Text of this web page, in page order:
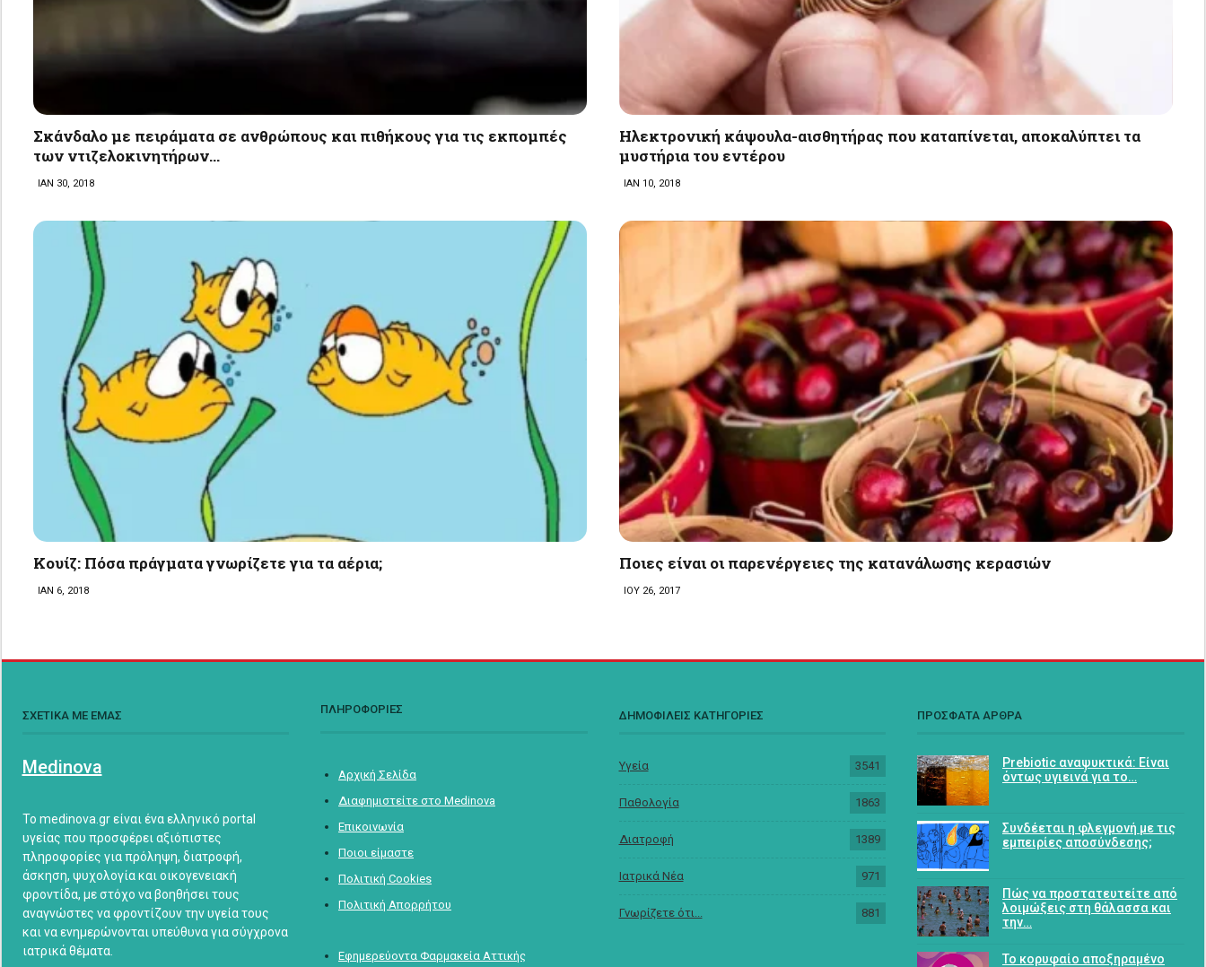
Σκάνδαλο με πειράματα σε ανθρώπους και πιθήκους για τις εκπομπές
των ντιζελοκινητήρων…
ΙΑΝ 30, 2018
Ηλεκτρονική κάψουλα-αισθητήρας που καταπίνεται, αποκαλύπτει τα
μυστήρια του εντέρου
ΙΑΝ 10, 2018
Κουίζ: Πόσα πράγματα γνωρίζετε για τα αέρια;
ΙΑΝ 6, 2018
Ποιες είναι οι παρενέργειες της κατανάλωσης κερασιών
ΙΟΥ 26, 2017
ΣΧΕΤΙΚΑ ΜΕ ΕΜΑΣ
Medinova
Το medinova.gr είναι ένα ελληνικό portal
υγείας που προσφέρει αξιόπιστες
πληροφορίες για πρόληψη, διατροφή,
άσκηση, ψυχολογία και οικογενειακή
φροντίδα, με στόχο να βοηθήσει τους
αναγνώστες να φροντίζουν την υγεία τους
και να ενημερώνονται υπεύθυνα για σύγχρονα
ιατρικά θέματα.
ΠΛΗΡΟΦΟΡΙΕΣ
Αρχική Σελίδα
Διαφημιστείτε στο Medinova
Επικοινωνία
Ποιοι είμαστε
Πολιτική Cookies
Πολιτική Απορρήτου
Εφημερεύοντα Φαρμακεία Αττικής
ΔΗΜΟΦΙΛΕΙΣ ΚΑΤΗΓΟΡΙΕΣ
Υγεία 3541
Παθολογία 1863
Διατροφή 1389
Ιατρικά Νέα 971
Γνωρίζετε ότι... 881
ΠΡΟΣΦΑΤΑ ΑΡΘΡΑ
Prebiotic αναψυκτικά: Είναι
όντως υγιεινά για το…
Συνδέεται η φλεγμονή με τις
εμπειρίες αποσύνδεσης;
Πώς να προστατευτείτε από
λοιμώξεις στη θάλασσα και
την…
Το κορυφαίο αποξηραμένο